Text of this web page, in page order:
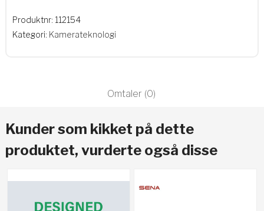
Produktnr: 112154
Kategori: Kamerateknologi
Omtaler (0)
Kunder som kikket på dette
produktet, vurderte også disse